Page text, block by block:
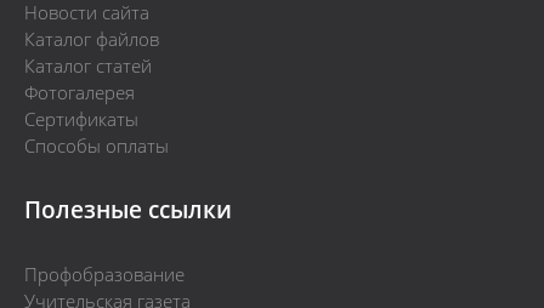
Новости сайта
Каталог файлов
Каталог статей
Фотогалерея
Сертификаты
Способы оплаты
Полезные ссылки
Профобразование
Учительская газета